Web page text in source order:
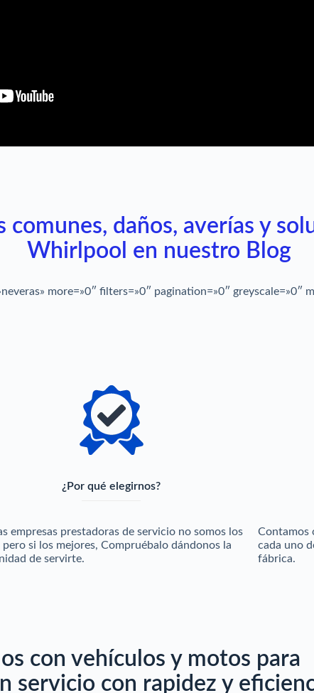
comunes, daños, averías y
Whirlpool en nuestro Blog
more=»0″ filters=»0″ pagination=»0″ greyscale=»0″
¿Por qué elegirnos?
empresas prestadoras de servicio no somos los
pero si los mejores, Compruébalo dándonos la
de servirte.
Contamos
cada uno
fábrica.
con vehículos y motos para
servicio con rapidez y